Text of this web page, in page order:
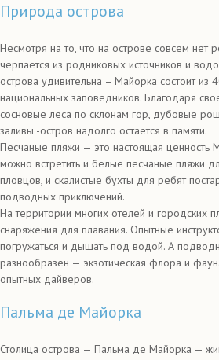
Природа острова
Несмотря на то, что на острове совсем нет
черпается из родниковых источников и
острова удивительна – Майорка состоит из
национальных заповедников. Благодаря
сосновые леса по склонам гор, дубовые
заливы -остров надолго остаётся в памяти.
Песчаные пляжи — это настоящая ценность
можно встретить и белые песчаные пляжи
пловцов, и скалистые бухты для ребят
подводных приключений.
На территории многих отелей и городских
снаряжения для плавания. Опытные
погружаться и дышать под водой. А
разнообразен — экзотическая флора и
опытных дайверов.
Пальма де Майорка
Столица острова — Пальма де Майорка —